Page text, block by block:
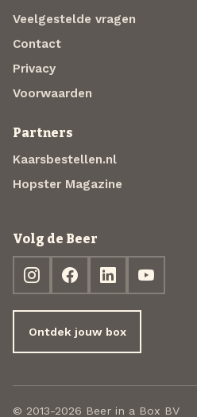
Veelgestelde vragen
Contact
Privacy
Voorwaarden
Partners
Kaarsbestellen.nl
Hopster Magazine
Volg de Beer
Ontdek jouw box
© 2013-2026 Beer in a Box BV